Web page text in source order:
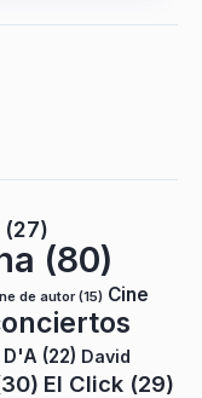
(27)
(80)
de autor(15) Cine
D'A (22) David
El Click (29)